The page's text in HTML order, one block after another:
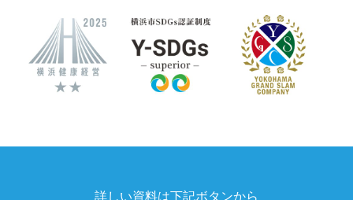
詳しい資料は下記ボタンから